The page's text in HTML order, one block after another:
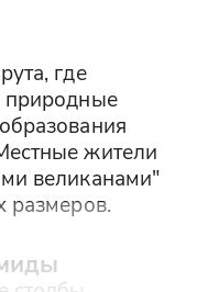
где
природные
жители
великанами"
размеров.